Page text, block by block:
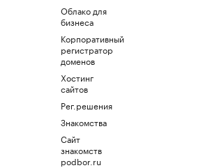
Облако для
бизнеса
Корпоративный
регистратор
доменов
Хостинг
сайтов
Рег.решения
Знакомства
Сайт
знакомств
podbor.ru